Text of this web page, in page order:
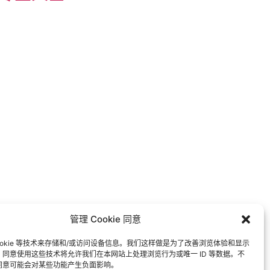
管理 Cookie 同意
等技术来存储和/或访问设备信息。我们这样做是为了改善浏览体验和显示
同意使用这些技术将允许我们在本网站上处理浏览行为或唯一 ID 等数据。不
可能会对某些功能产生负面影响。